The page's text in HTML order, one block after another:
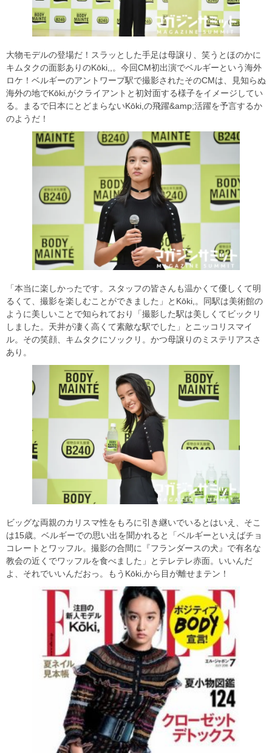
大物モデルの登場だ！スラッとした手足は母譲り、笑うとほのかに
キムタクの面影ありのKōki,,。今回CM初出演でベルギーという海外
ロケ！ベルギーのアントワープ駅で撮影されたそのCMは、見知らぬ
海外の地でKōki,がクライアントと初対面する様子をイメージしてい
る。まるで日本にとどまらないKōki,の飛躍&amp;活躍を予言するか
のようだ！
「本当に楽しかったです。スタッフの皆さんも温かくて優しくて明
るくて、撮影を楽しむことができました」とKōki,。同駅は美術館の
ように美しいことで知られており「撮影した駅は美しくてビックリ
しました。天井が凄く高くて素敵な駅でした」とニッコリスマイ
ル。その笑顔、キムタクにソックリ。かつ母譲りのミステリアスさ
あり。
ビッグな両親のカリスマ性をもろに引き継いでいるとはいえ、そこ
は15歳。ベルギーでの思い出を聞かれると「ベルギーといえばチョ
コレートとワッフル。撮影の合間に『フランダースの犬』で有名な
教会の近くでワッフルを食べました」とテレテレ赤面。いいんだ
よ、それでいいんだおっ。もうKōki,から目が離せまテン！